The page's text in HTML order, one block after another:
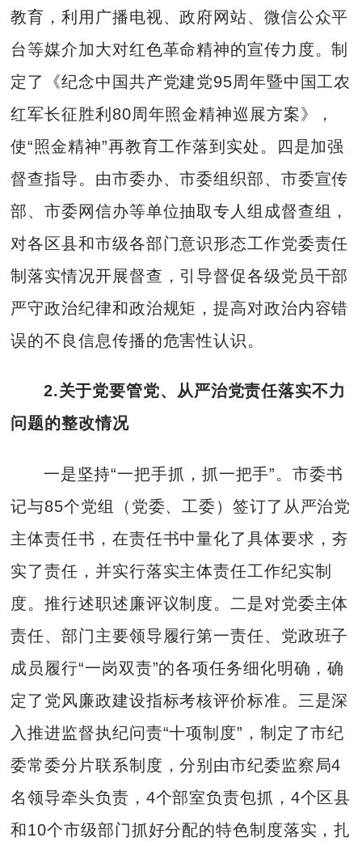
教育，利用广播电视、政府网站、微信公众平
台等媒介加大对红色革命精神的宣传力度。制
定了《纪念中国共产党建党95周年暨中国工农
红军长征胜利80周年照金精神巡展方案》，
使“照金精神”再教育工作落到实处。四是加强
督查指导。由市委办、市委组织部、市委宣传
部、市委网信办等单位抽取专人组成督查组，
对各区县和市级各部门意识形态工作党委责任
制落实情况开展督查，引导督促各级党员干部
严守政治纪律和政治规矩，提高对政治内容错
误的不良信息传播的危害性认识。
2.关于党要管党、从严治党责任落实不力
问题的整改情况
一是坚持“一把手抓，抓一把手”。市委书
记与85个党组（党委、工委）签订了从严治党
主体责任书，在责任书中量化了具体要求，夯
实了责任，并实行落实主体责任工作纪实制
度。推行述职述廉评议制度。二是对党委主体
责任、部门主要领导履行第一责任、党政班子
成员履行“一岗双责”的各项任务细化明确，确
定了党风廉政建设指标考核评价标准。三是深
入推进监督执纪问责“十项制度”，制定了市纪
委常委分片联系制度，分别由市纪委监察局4
名领导牵头负责，4个部室负责包抓，4个区县
和10个市级部门抓好分配的特色制度落实，扎